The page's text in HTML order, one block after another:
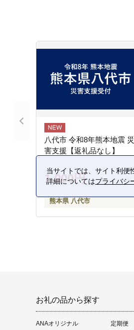
八代市 令和8年熊本地震 災
害支援【返礼品なし】
1,000円
熊本県 八代市
お礼の品から探す
ANAオリジナル 定期便
当サイトでは、サイト利便
詳細についてはプライバシ